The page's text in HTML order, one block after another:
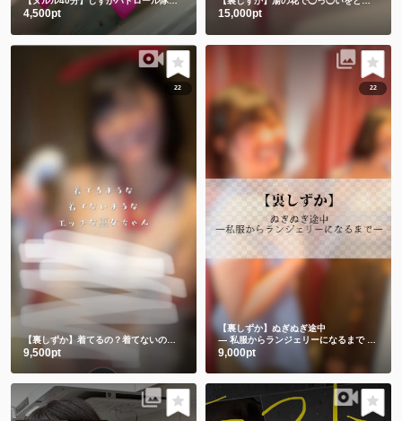
4,500pt 15,000pt
22
【裏しずか】着てるの？着てないの？エッチな巫女ちゃん
9,500pt
22
【裏しずか】ぬぎぬぎ途中
― 私服からランジェリーになるまで ―🫣💕
9,000pt